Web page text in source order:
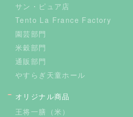
サン・ピュア店
Tento La France Factory
園芸部門
米穀部門
通販部門
やすらぎ天童ホール
オリジナル商品
王将一膳（米）